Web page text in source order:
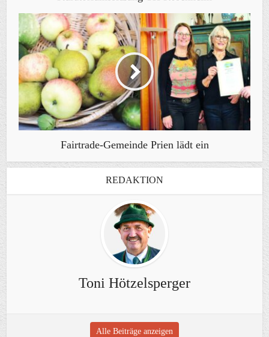
Fairtrade-Gemeinde Prien lädt ein
REDAKTION
Toni Hötzelsperger
Alle Beiträge anzeigen